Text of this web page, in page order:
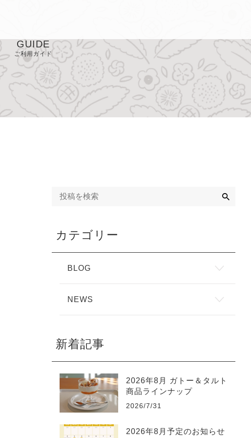
GUIDE
ご利用ガイド
お取り扱い店
FAQ
カテゴリー
BLOG
NEWS
新着記事
2026年8月 ガトー＆タルト
商品ラインナップ
2026/7/31
2026年8月予定のお知らせ